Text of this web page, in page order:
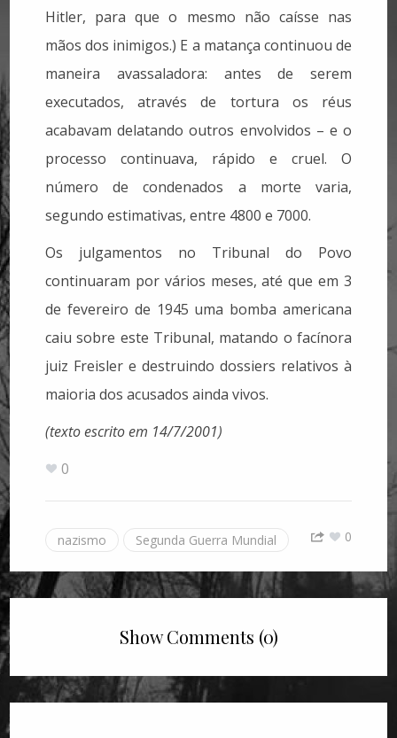
Hitler, para que o mesmo não caísse nas
mãos dos inimigos.) E a matança continuou de
maneira avassaladora: antes de serem
executados, através de tortura os réus
acabavam delatando outros envolvidos – e o
processo continuava, rápido e cruel. O
número de condenados a morte varia,
segundo estimativas, entre 4800 e 7000.
Os julgamentos no Tribunal do Povo
continuaram por vários meses, até que em 3
de fevereiro de 1945 uma bomba americana
caiu sobre este Tribunal, matando o facínora
juiz Freisler e destruindo dossiers relativos à
maioria dos acusados ainda vivos.
(texto escrito em 14/7/2001)
0
nazismo Segunda Guerra Mundial 0
Show Comments (0)